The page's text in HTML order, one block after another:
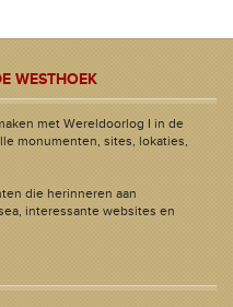
WESTHOEK
met Wereldoorlog I in de
monumenten, sites, lokaties,
die herinneren aan
interessante websites en